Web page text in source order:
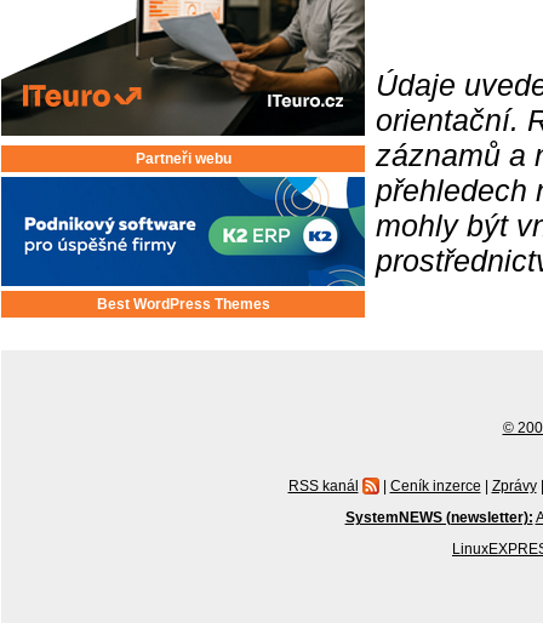
Partneři webu
Best WordPress Themes
Údaje
orientační.
záznamů a
přehledech
mohly být
©
RSS kanál | Ceník inzerce | Zprávy |
SystemNEWS (newsletter):